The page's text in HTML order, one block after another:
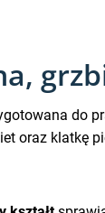
do
oraz klatkę